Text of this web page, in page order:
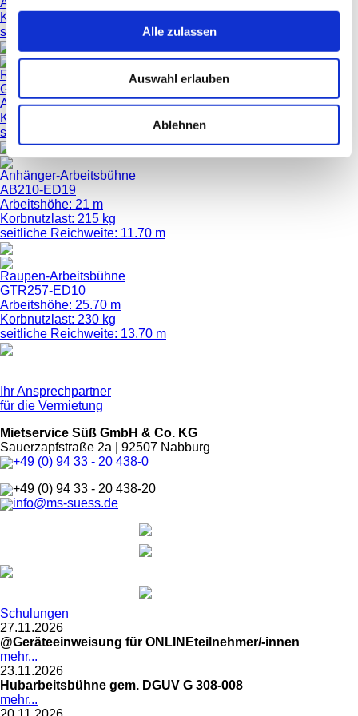
Alle zulassen
Auswahl erlauben
Ablehnen
Korbnutzlast: 230 kg
seitliche Reichweite: 7.50 m
Raupen-Arbeitsbühne
GTR200-ED8
Arbeitshöhe: 20.05 m
Korbnutzlast: 230 kg
seitliche Reichweite: 9.70 m
Anhänger-Arbeitsbühne
AB210-ED19
Arbeitshöhe: 21 m
Korbnutzlast: 215 kg
seitliche Reichweite: 11.70 m
Raupen-Arbeitsbühne
GTR257-ED10
Arbeitshöhe: 25.70 m
Korbnutzlast: 230 kg
seitliche Reichweite: 13.70 m
Ihr Ansprechpartner
für die Vermietung
Mietservice Süß GmbH & Co. KG
Sauerzapfstraße 2a | 92507 Nabburg
+49 (0) 94 33 - 20 438-0
+49 (0) 94 33 - 20 438-20
info@ms-suess.de
Schulungen
27.11.2026
@Geräteeinweisung für ONLINEteilnehmer/-innen
mehr...
23.11.2026
Hubarbeitsbühne gem. DGUV G 308-008
mehr...